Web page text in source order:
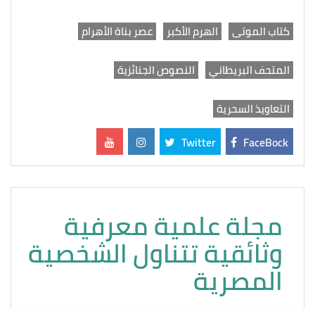
كتاب الموتى الهرم الأكبر
عصر بناة الأهرام
المتحف البريطاني
النصوص الجنائزية
التعاويذ السحرية
FaceBock
Twitter
مجلة علمية معرفية
وثائقية تتناول الشخصية
المصرية